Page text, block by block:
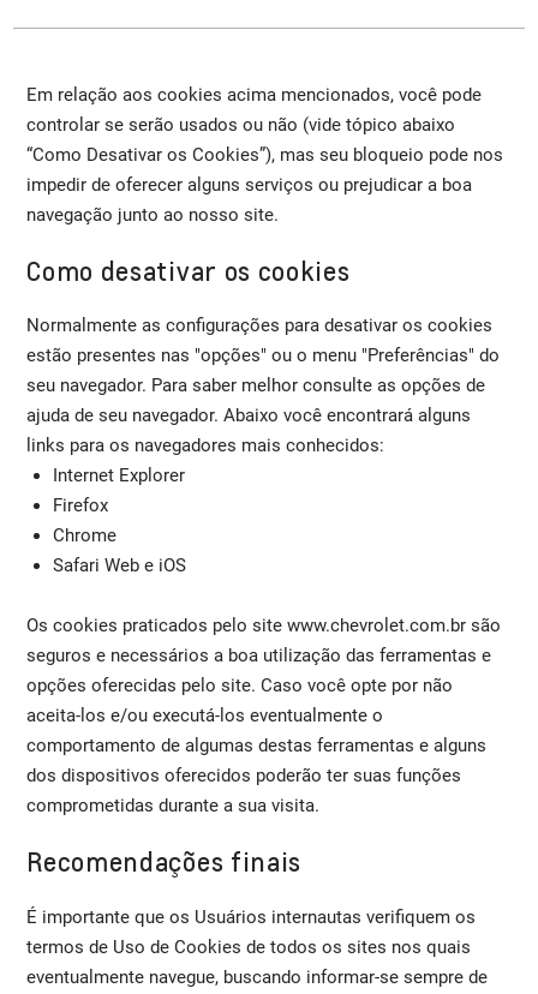
Em relação aos cookies acima mencionados, você pode
controlar se serão usados ou não (vide tópico abaixo
“Como Desativar os Cookies”), mas seu bloqueio pode nos
impedir de oferecer alguns serviços ou prejudicar a boa
navegação junto ao nosso site.
Como desativar os cookies
Normalmente as configurações para desativar os cookies
estão presentes nas "opções" ou o menu "Preferências" do
seu navegador. Para saber melhor consulte as opções de
ajuda de seu navegador. Abaixo você encontrará alguns
links para os navegadores mais conhecidos:
Internet Explorer
Firefox
Chrome
Safari Web e iOS
Os cookies praticados pelo site www.chevrolet.com.br são
seguros e necessários a boa utilização das ferramentas e
opções oferecidas pelo site. Caso você opte por não
aceita-los e/ou executá-los eventualmente o
comportamento de algumas destas ferramentas e alguns
dos dispositivos oferecidos poderão ter suas funções
comprometidas durante a sua visita.
Recomendações finais
É importante que os Usuários internautas verifiquem os
termos de Uso de Cookies de todos os sites nos quais
eventualmente navegue, buscando informar-se sempre de